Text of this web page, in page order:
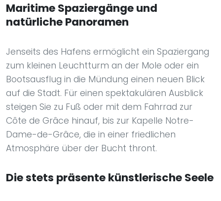
Maritime Spaziergänge und
natürliche Panoramen
Jenseits des Hafens ermöglicht ein Spaziergang
zum kleinen Leuchtturm an der Mole oder ein
Bootsausflug in die Mündung einen neuen Blick
auf die Stadt. Für einen spektakulären Ausblick
steigen Sie zu Fuß oder mit dem Fahrrad zur
Côte de Grâce hinauf, bis zur Kapelle Notre-
Dame-de-Grâce, die in einer friedlichen
Atmosphäre über der Bucht thront.
Die stets präsente künstlerische Seele